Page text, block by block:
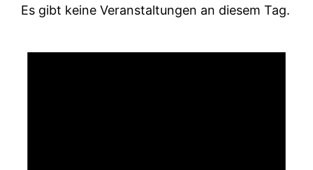
Es gibt keine Veranstaltungen an diesem Tag.